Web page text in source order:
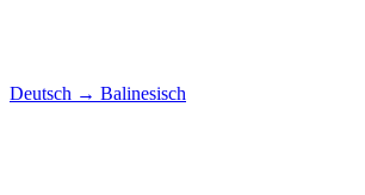
Deutsch → Balinesisch